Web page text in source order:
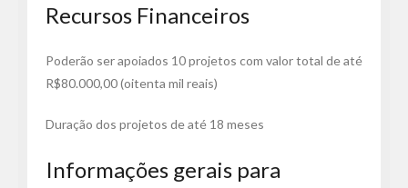
Recursos Financeiros
Poderão ser apoiados 10 projetos com valor total de até
R$80.000,00 (oitenta mil reais)
Duração dos projetos de até 18 meses
Informações gerais para